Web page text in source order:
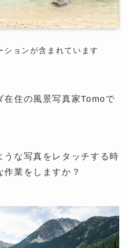
ョンが含まれています
在住の風景写真家Tomoで
うな写真をレタッチする時
業をしますか？